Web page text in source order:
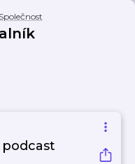
Společnost